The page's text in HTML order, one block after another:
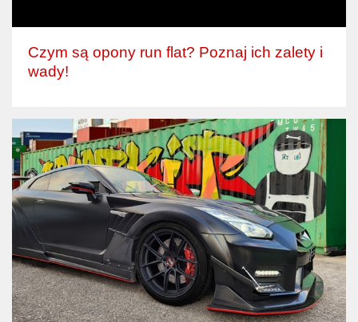
Czym są opony run flat? Poznaj ich zalety i
wady!